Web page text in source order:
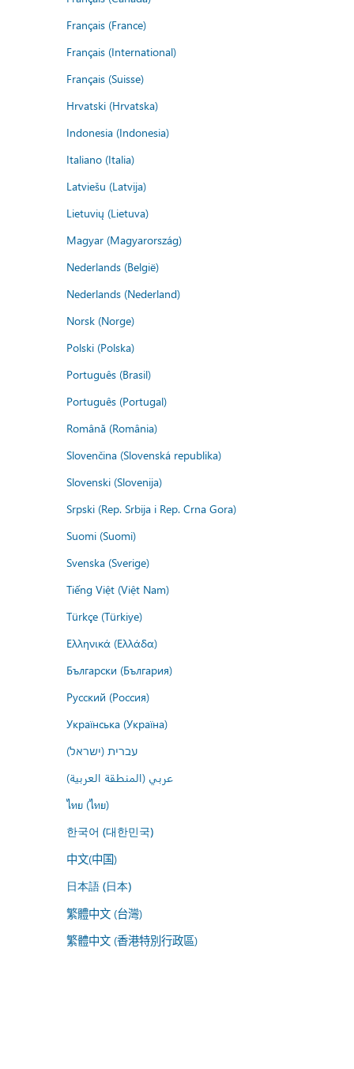
Français (France)
Français (International)
Français (Suisse)
Hrvatski (Hrvatska)
Indonesia (Indonesia)
Italiano (Italia)
Latviešu (Latvija)
Lietuvių (Lietuva)
Magyar (Magyarország)
Nederlands (België)
Nederlands (Nederland)
Norsk (Norge)
Polski (Polska)
Português (Brasil)
Português (Portugal)
Română (România)
Slovenčina (Slovenská republika)
Slovenski (Slovenija)
Srpski (Rep. Srbija i Rep. Crna Gora)
Suomi (Suomi)
Svenska (Sverige)
Tiếng Việt (Việt Nam)
Türkçe (Türkiye)
Ελληνικά (Ελλάδα)
Български (България)
Русский (Россия)
Українська (Україна)
עברית (ישראל)
عربي (المنطقة العربية)
ไทย (ไทย)
한국어 (대한민국)
中文(中国)
日本語 (日本)
繁體中文 (台灣)
繁體中文 (香港特別行政區)